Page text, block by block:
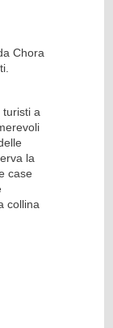
Chora
a
la
case
collina